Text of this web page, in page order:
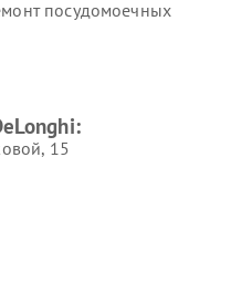
посудомоечных
15